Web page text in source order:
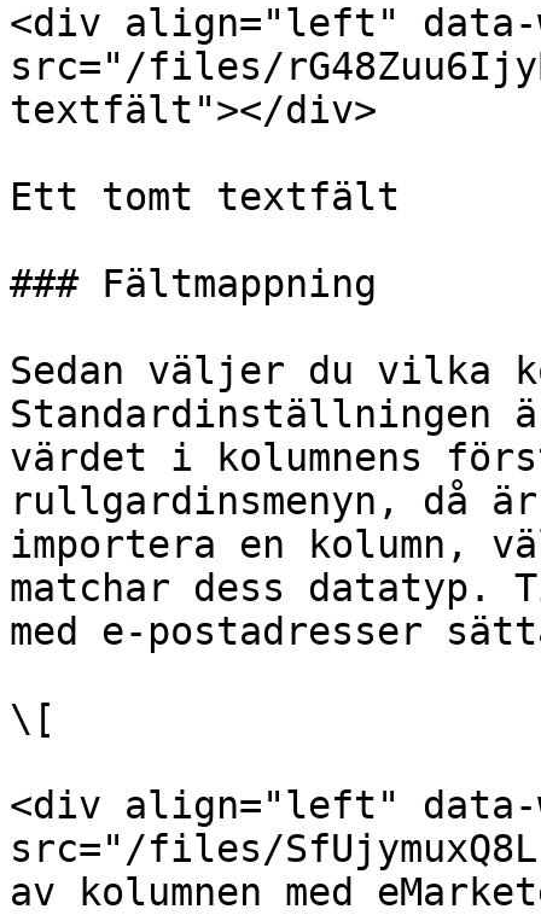
<div align="left" data-
src="/files/
textfält"></div>
Ett tomt textfält
### Fältmappning
Sedan väljer du vilka
Standardinställningen
värdet i kolumnens
rullgardinsmenyn, då
importera en kolumn,
matchar dess datatyp.
med e-postadresser
\[
<div align="left" data-
src="/files/
av kolumnen med